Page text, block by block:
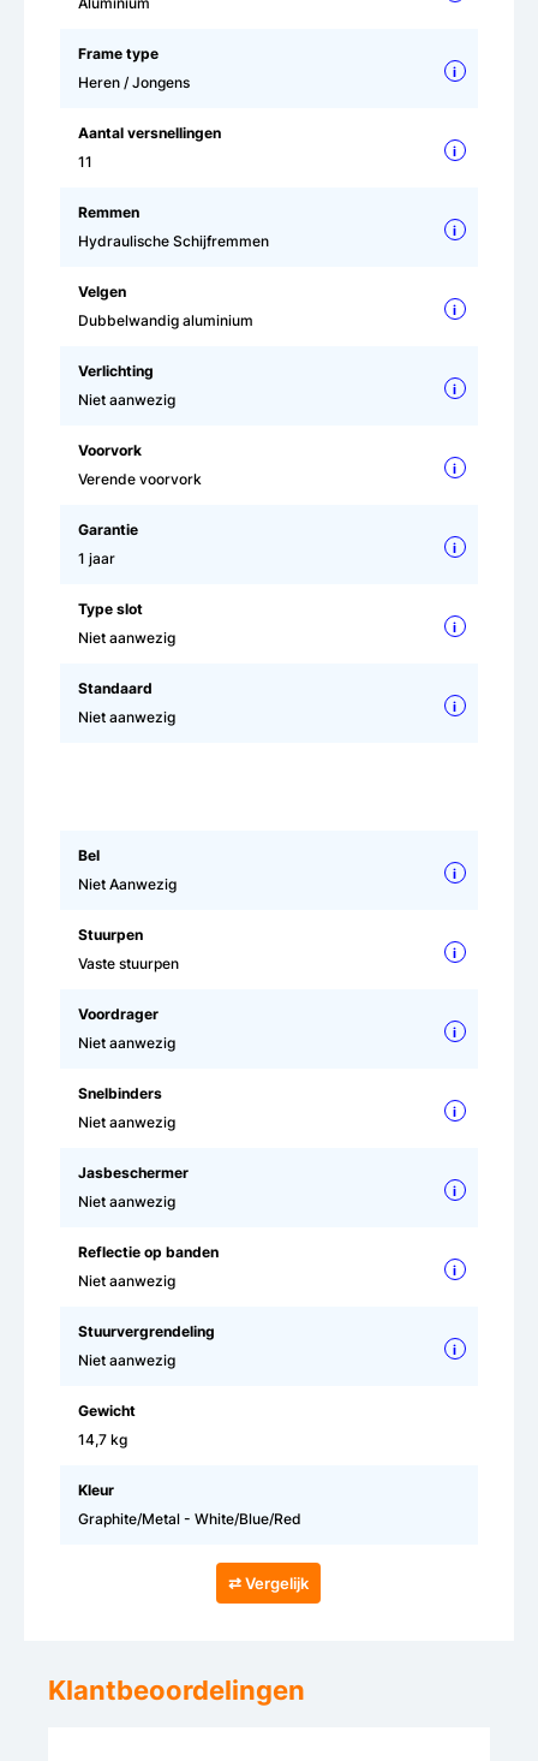
Frame type
Heren / Jongens
i
Aantal versnellingen
11
i
Remmen
Hydraulische Schijfremmen
i
Velgen
Dubbelwandig aluminium
i
Verlichting
Niet aanwezig
i
Voorvork
Verende voorvork
i
Garantie
1 jaar
i
Type slot
Niet aanwezig
i
Standaard
Niet aanwezig
i
Bel
Niet Aanwezig
i
Stuurpen
Vaste stuurpen
i
Voordrager
Niet aanwezig
i
Snelbinders
Niet aanwezig
i
Jasbeschermer
Niet aanwezig
i
Reflectie op banden
Niet aanwezig
i
Stuurvergrendeling
Niet aanwezig
i
Gewicht
14,7 kg
Kleur
Graphite/Metal - White/Blue/Red
⇄ Vergelijk
Klantbeoordelingen